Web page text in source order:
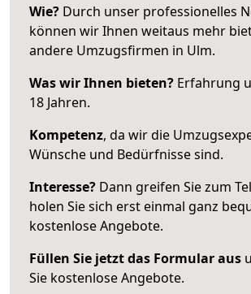
Wie? Durch unser professionelles
können wir Ihnen weitaus mehr
andere Umzugsfirmen in Ulm.
Was wir Ihnen bieten? Erfahrung
18 Jahren.
Kompetenz, da wir die
Wünsche und Bedürfnisse sind.
Interesse? Dann greifen Sie zum
holen Sie sich erst einmal ganz
kostenlose Angebote.
Füllen Sie jetzt das Formular aus
Sie kostenlose Angebote.